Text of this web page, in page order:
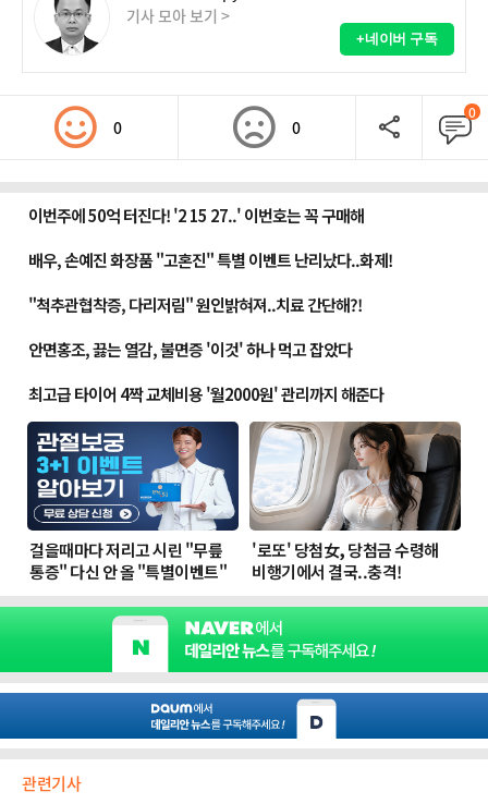
기사 모아 보기 >
+네이버 구독
0 0
0
관련기사